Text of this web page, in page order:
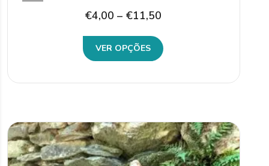
€4,00 – €11,50Price
€4,00
VER OPÇÕES
This
has
variants.
The
options